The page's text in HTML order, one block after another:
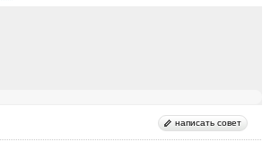
написать совет